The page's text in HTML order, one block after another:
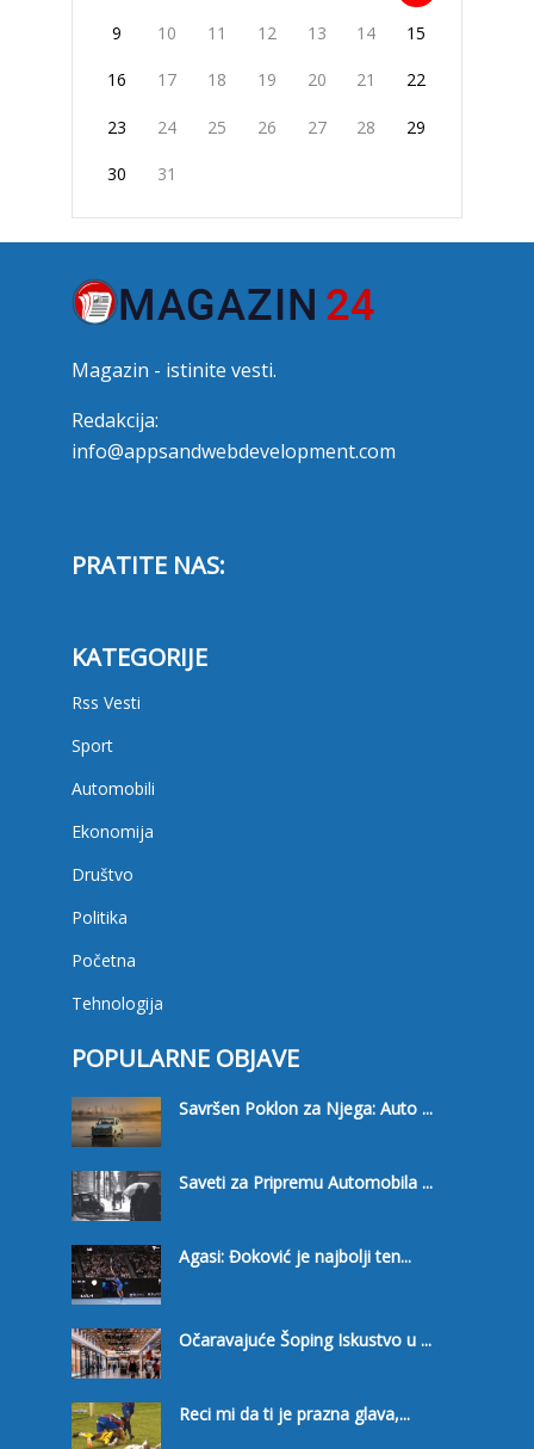
9 10 11 12 13 14 15
16 17 18 19 20 21 22
23 24 25 26 27 28 29
30 31
Magazin - istinite vesti.
Redakcija:
info@appsandwebdevelopment.com
PRATITE NAS:
KATEGORIJE
Rss Vesti
Sport
Automobili
Ekonomija
Društvo
Politika
Početna
Tehnologija
POPULARNE OBJAVE
Savršen Poklon za Njega: Auto ...
Saveti za Pripremu Automobila ...
Agasi: Đoković je najbolji ten...
Očaravajuće Šoping Iskustvo u ...
Reci mi da ti je prazna glava,...